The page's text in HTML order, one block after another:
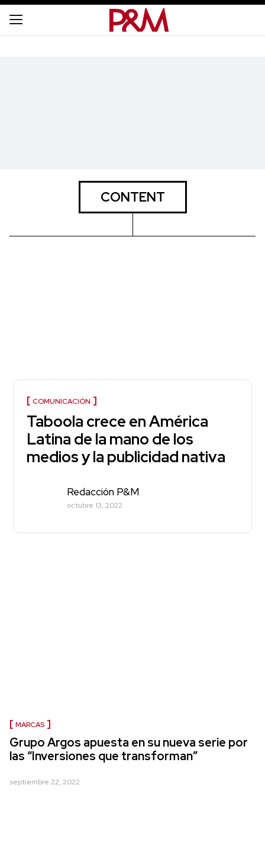
CONTENT
COMUNICACIÓN
Taboola crece en América
Latina de la mano de los
medios y la publicidad nativa
Redacción P&M
octubre 13, 2022
MARCAS
Grupo Argos apuesta en su nueva serie por
las “Inversiones que transforman”
septiembre 22, 2022